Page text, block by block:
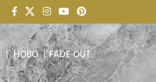
|НОВО|FADE-OUT